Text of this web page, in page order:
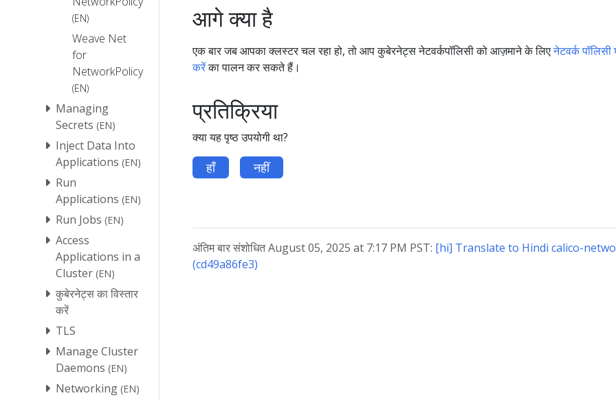
(EN)
Weave Net
for
NetworkPolicy
(EN)
Managing
Secrets (EN)
Inject Data Into
Applications (EN)
Run
Applications (EN)
Run Jobs (EN)
Access
Applications in a
Cluster (EN)
कुबेरनेट्स का विस्तार
करें
TLS
Manage Cluster
Daemons (EN)
Networking (EN)
आगे क्या है
एक बार जब आपका क्लस्टर चल रहा हो, तो आप कुबेरनेट्स नेटवर्कपॉलिसी को आज़माने के लिएनेटवर्क पॉलिसी
करेंका पालन कर सकते हैं।
प्रतिक्रिया
क्या यह पृष्ठ उपयोगी था?
हाँ नहीं
अंतिम बार संशोधित August 05, 2025 at 7:17 PM PST: [hi] Translate to Hindi calico-
(cd49a86fe3)